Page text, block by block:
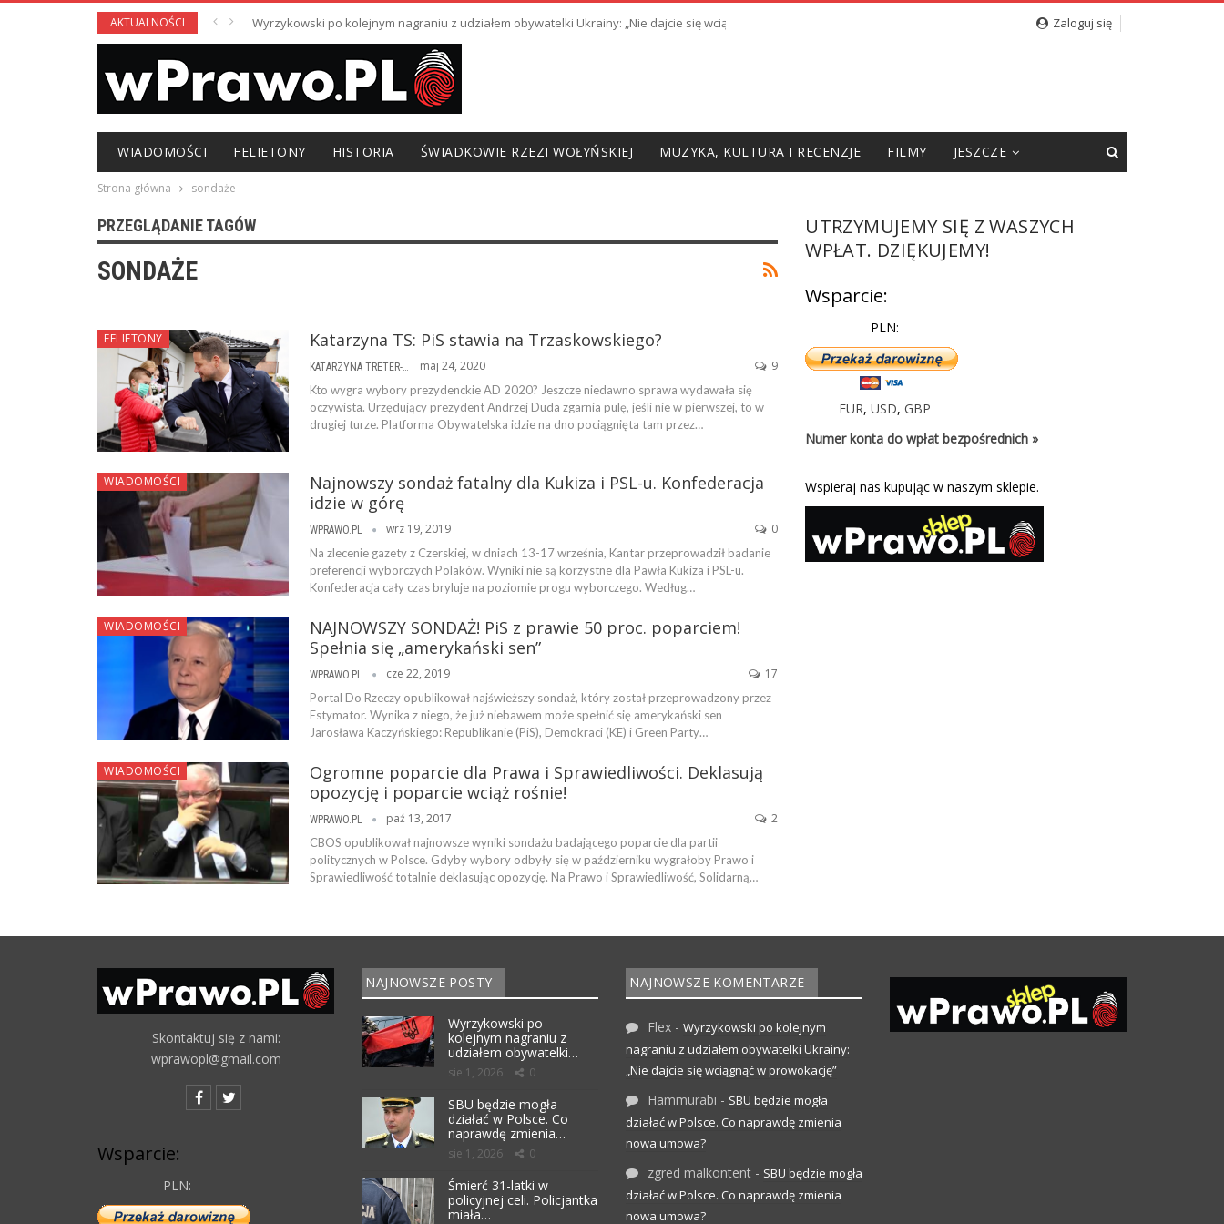
AKTUALNOŚCI Wyrzykowski po kolejnym nagraniu z udziałem obywatelki Ukrainy: „Nie dajcie się wciągnąć w prowokację” Zaloguj się
WIADOMOŚCI FELIETONY HISTORIA ŚWIADKOWIE RZEZI WOŁYŃSKIEJ MUZYKA, KULTURA I RECENZJE FILMY JESZCZE
Strona główna sondaże
PRZEGLĄDANIE TAGÓW
SONDAŻE
FELIETONY Katarzyna TS: PiS stawia na Trzaskowskiego?
maj 24, 2020 9
Kto wygra wybory prezydenckie AD 2020? Jeszcze niedawno sprawa wydawała się
oczywista. Urzędujący prezydent Andrzej Duda zgarnia pulę, jeśli nie w pierwszej, to w
drugiej turze. Platforma Obywatelska idzie na dno pociągnięta tam przez…
WIADOMOŚCI
Najnowszy sondaż fatalny dla Kukiza i PSL-u. Konfederacja
idzie w górę
WPRAWO.PL wrz 19, 2019 0
Na zlecenie gazety z Czerskiej, w dniach 13-17 września, Kantar przeprowadził badanie
preferencji wyborczych Polaków. Wyniki nie są korzystne dla Pawła Kukiza i PSL-u.
Konfederacja cały czas bryluje na poziomie progu wyborczego. Według…
WIADOMOŚCI
NAJNOWSZY SONDAŻ! PiS z prawie 50 proc. poparciem!
Spełnia się „amerykański sen”
WPRAWO.PL cze 22, 2019 17
Portal Do Rzeczy opublikował najświeższy sondaż, który został przeprowadzony przez
Estymator. Wynika z niego, że już niebawem może spełnić się amerykański sen
Jarosława Kaczyńskiego: Republikanie (PiS), Demokraci (KE) i Green Party…
WIADOMOŚCI
Ogromne poparcie dla Prawa i Sprawiedliwości. Deklasują
opozycję i poparcie wciąż rośnie!
WPRAWO.PL paź 13, 2017 2
CBOS opublikował najnowsze wyniki sondażu badającego poparcie dla partii
politycznych w Polsce. Gdyby wybory odbyły się w październiku wygrałoby Prawo i
Sprawiedliwość totalnie deklasując opozycję. Na Prawo i Sprawiedliwość, Solidarną…
UTRZYMUJEMY SIĘ Z WASZYCH
WPŁAT. DZIĘKUJEMY!
Wsparcie:
PLN:
EUR,USD,GBP
Numer konta do wpłat bezpośrednich »
Wspieraj nas kupując w naszym sklepie.
Skontaktuj się z nami:
wprawopl@gmail.com
Wsparcie:
PLN:
NAJNOWSZE POSTY
Wyrzykowski po
kolejnym nagraniu z
udziałem obywatelki…
sie 1, 2026 0
SBU będzie mogła
działać w Polsce. Co
naprawdę zmienia…
sie 1, 2026 0
Śmierć 31-latki w
policyjnej celi. Policjantka
miała…
NAJNOWSZE KOMENTARZE
Flex - Wyrzykowski po kolejnym
nagraniu z udziałem obywatelki Ukrainy:
„Nie dajcie się wciągnąć w prowokację”
Hammurabi - SBU będzie mogła
działać w Polsce. Co naprawdę zmienia
nowa umowa?
zgred malkontent - SBU będzie mogła
działać w Polsce. Co naprawdę zmienia
nowa umowa?